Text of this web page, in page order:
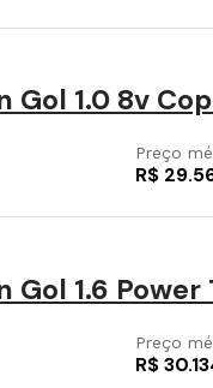
Gol 1.0 8v
Preço
R$
Gol 1.6 Power
Preço
R$